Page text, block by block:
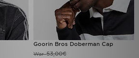
Goorin Bros Doberman Cap
War53,00€